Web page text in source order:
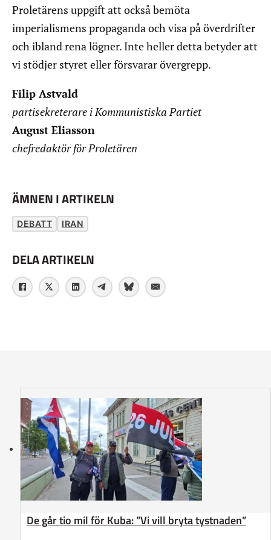
Proletärens uppgift att också bemöta
imperialismens propaganda och visa på överdrifter
och ibland rena lögner. Inte heller detta betyder att
vi stödjer styret eller försvarar övergrepp.
Filip Astvald
partisekreterare i Kommunistiska Partiet
August Eliasson
chefredaktör för Proletären
ÄMNEN I ARTIKELN
DEBATT IRAN
DELA ARTIKELN
De går tio mil för Kuba: ”Vi vill bryta tystnaden”